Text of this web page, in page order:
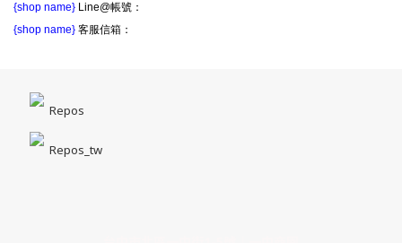
{shop name} Line@帳號：
{shop name} 客服信箱：
Repos
Repos_tw